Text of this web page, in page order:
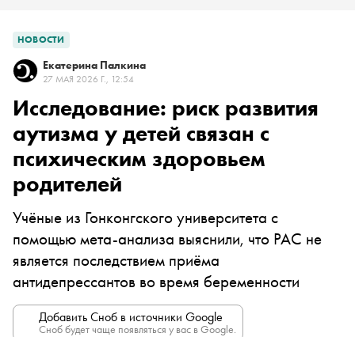
НОВОСТИ
Екатерина Палкина
27 МАЯ 2026 Г., 12:54
Исследование: риск развития
аутизма у детей связан с
психическим здоровьем
родителей
Учёные из Гонконгского университета с
помощью мета-анализа выяснили, что РАС не
является последствием приёма
антидепрессантов во время беременности
Добавить Сноб в источники Google
Сноб будет чаще появляться у вас в Google.